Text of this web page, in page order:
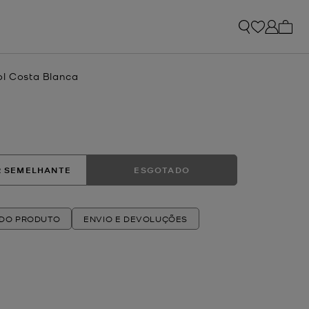
Costa Blanca
SEMELHANTE ESGOTADO
PRODUTO ENVIO E DEVOLUÇÕES